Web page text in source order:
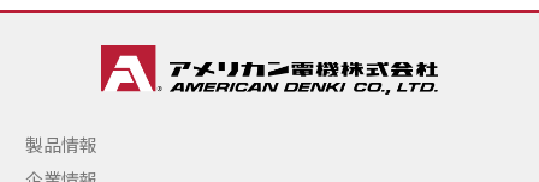
製品情報